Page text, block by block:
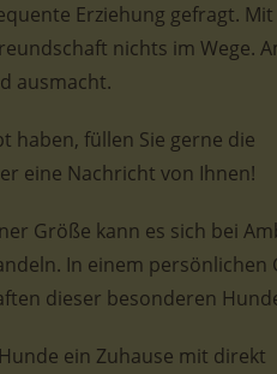
Erziehung gefragt.
nichts im Wege.
ausmacht.
haben, füllen Sie gerne die
eine Nachricht von Ihnen!
Größe kann es sich bei
In einem persönlichen
dieser besonderen
ein Zuhause mit direkt